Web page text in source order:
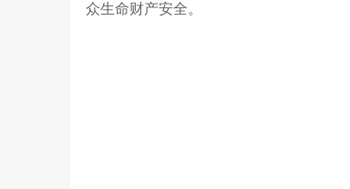
众生命财产安全。